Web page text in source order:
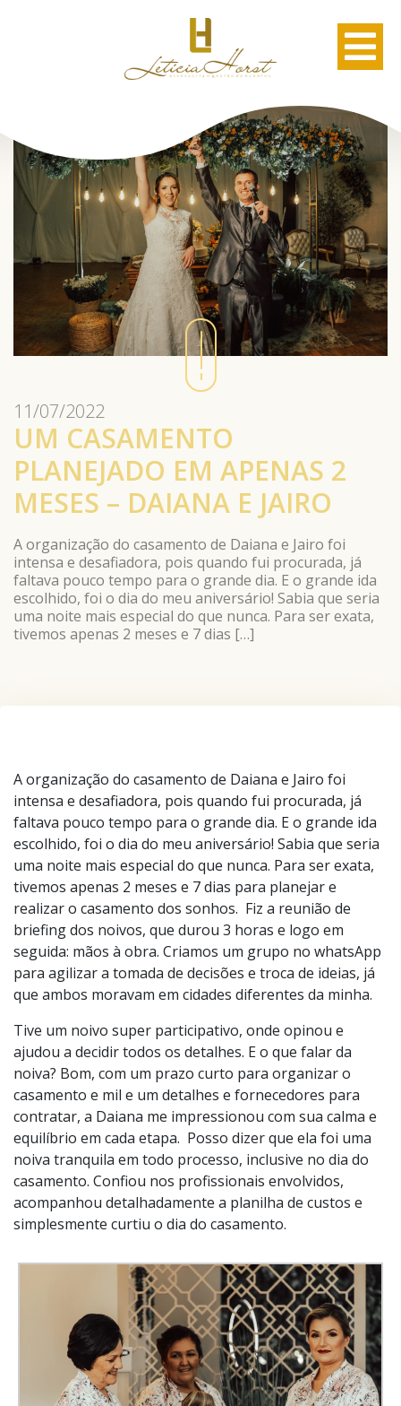
11/07/2022
UM CASAMENTO
PLANEJADO EM APENAS 2
MESES – DAIANA E JAIRO
A organização do casamento de Daiana e Jairo foi
intensa e desafiadora, pois quando fui procurada, já
faltava pouco tempo para o grande dia. E o grande ida
escolhido, foi o dia do meu aniversário! Sabia que seria
uma noite mais especial do que nunca. Para ser exata,
tivemos apenas 2 meses e 7 dias […]
A organização do casamento de Daiana e Jairo foi
intensa e desafiadora, pois quando fui procurada, já
faltava pouco tempo para o grande dia. E o grande ida
escolhido, foi o dia do meu aniversário! Sabia que seria
uma noite mais especial do que nunca. Para ser exata,
tivemos apenas 2 meses e 7 dias para planejar e
realizar o casamento dos sonhos. Fiz a reunião de
briefing dos noivos, que durou 3 horas e logo em
seguida: mãos à obra. Criamos um grupo no whatsApp
para agilizar a tomada de decisões e troca de ideias, já
que ambos moravam em cidades diferentes da minha.
Tive um noivo super participativo, onde opinou e
ajudou a decidir todos os detalhes. E o que falar da
noiva? Bom, com um prazo curto para organizar o
casamento e mil e um detalhes e fornecedores para
contratar, a Daiana me impressionou com sua calma e
equilíbrio em cada etapa. Posso dizer que ela foi uma
noiva tranquila em todo processo, inclusive no dia do
casamento. Confiou nos profissionais envolvidos,
acompanhou detalhadamente a planilha de custos e
simplesmente curtiu o dia do casamento.